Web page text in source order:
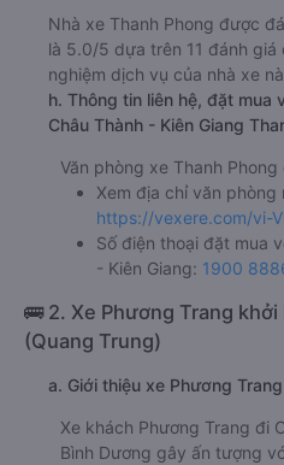
Nhà xe Thanh Phong được
là 5.0/5 dựa trên 11 đánh
nghiệm dịch vụ của nhà xe
h. Thông tin liên hệ, đặt mua
Châu Thành - Kiên Giang
Văn phòng xe Thanh Phong
Xem địa chỉ văn phòng
https://vexere.com/vi-
Số điện thoại đặt mua
- Kiên Giang: 1900
🚌 2. Xe Phương Trang
(Quang Trung)
a. Giới thiệu xe Phương Trang
Xe khách Phương Trang đi
Bình Dương gây ấn tượng